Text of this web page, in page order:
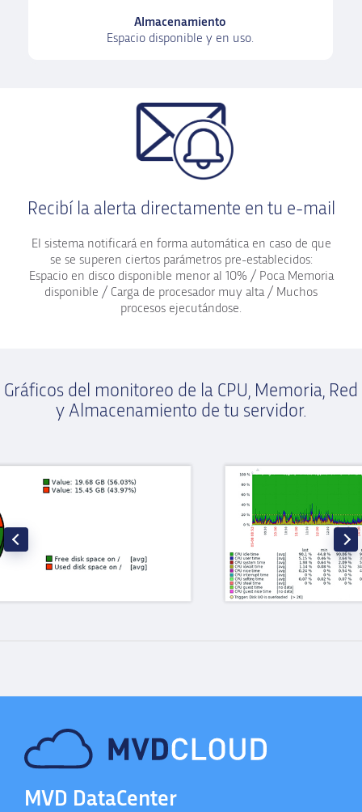
Almacenamiento
Espacio disponible y en uso
Recibí la alerta directamente en tu e-mail
El sistema notificará en forma automática en caso de que
se se superen ciertos parámetros pre-establecidos:
Espacio en disco disponible menor al 10% / Poca Memoria
disponible / Carga de procesador muy alta / Muchos
procesos ejecutándose.
Gráficos del monitoreo de la CPU, Memoria, Red
y Almacenamiento de tu servidor.
MVD DataCenter